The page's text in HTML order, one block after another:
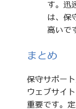
す。迅
は、保
高いで
まとめ
保守サポー
ウェブサイ
重要です。